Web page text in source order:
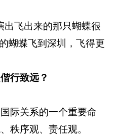
出飞出来的那只蝴蝶很
蝴蝶飞到深圳，飞得更
行致远？
际关系的一个重要命
秩序观、责任观。